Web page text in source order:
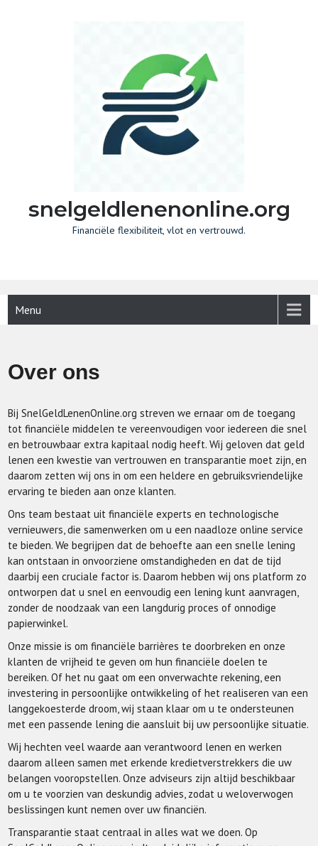
snelgeldlenenonline.org
Financiële flexibiliteit, vlot en vertrouwd.
Menu
Over ons
Bij SnelGeldLenenOnline.org streven we ernaar om de toegang
tot financiële middelen te vereenvoudigen voor iedereen die snel
en betrouwbaar extra kapitaal nodig heeft. Wij geloven dat geld
lenen een kwestie van vertrouwen en transparantie moet zijn, en
daarom zetten wij ons in om een heldere en gebruiksvriendelijke
ervaring te bieden aan onze klanten.
Ons team bestaat uit financiële experts en technologische
vernieuwers, die samenwerken om u een naadloze online service
te bieden. We begrijpen dat de behoefte aan een snelle lening
kan ontstaan in onvoorziene omstandigheden en dat de tijd
daarbij een cruciale factor is. Daarom hebben wij ons platform zo
ontworpen dat u snel en eenvoudig een lening kunt aanvragen,
zonder de noodzaak van een langdurig proces of onnodige
papierwinkel.
Onze missie is om financiële barrières te doorbreken en onze
klanten de vrijheid te geven om hun financiële doelen te
bereiken. Of het nu gaat om een onverwachte rekening, een
investering in persoonlijke ontwikkeling of het realiseren van een
langgekoesterde droom, wij staan klaar om u te ondersteunen
met een passende lening die aansluit bij uw persoonlijke situatie.
Wij hechten veel waarde aan verantwoord lenen en werken
daarom alleen samen met erkende kredietverstrekkers die uw
belangen vooropstellen. Onze adviseurs zijn altijd beschikbaar
om u te voorzien van deskundig advies, zodat u weloverwogen
beslissingen kunt nemen over uw financiën.
Transparantie staat centraal in alles wat we doen. Op